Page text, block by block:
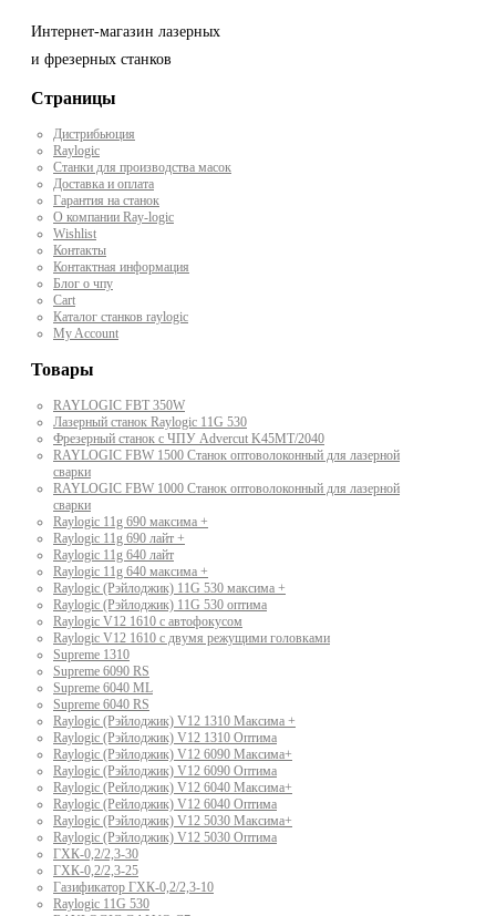
Интернет-магазин лазерных
и фрезерных станков
Страницы
Дистрибьюция
Raylogic
Станки для производства масок
Доставка и оплата
Гарантия на станок
О компании Ray-logic
Wishlist
Контакты
Контактная информация
Блог о чпу
Cart
Каталог станков raylogic
My Account
Товары
RAYLOGIC FBT 350W
Лазерный станок Raylogic 11G 530
Фрезерный станок с ЧПУ Advercut K45MT/2040
RAYLOGIC FBW 1500 Станок оптоволоконный для лазерной
сварки
RAYLOGIC FBW 1000 Станок оптоволоконный для лазерной
сварки
Raylogic 11g 690 максима +
Raylogic 11g 690 лайт +
Raylogic 11g 640 лайт
Raylogic 11g 640 максима +
Raylogic (Рэйлоджик) 11G 530 максима +
Raylogic (Рэйлоджик) 11G 530 оптима
Raylogic V12 1610 с автофокусом
Raylogic V12 1610 с двумя режущими головками
Supreme 1310
Supreme 6090 RS
Supreme 6040 ML
Supreme 6040 RS
Raylogic (Рэйлоджик) V12 1310 Максима +
Raylogic (Рэйлоджик) V12 1310 Оптима
Raylogic (Рэйлоджик) V12 6090 Максима+
Raylogic (Рэйлоджик) V12 6090 Оптима
Raylogic (Рейлоджик) V12 6040 Максима+
Raylogic (Рейлоджик) V12 6040 Оптима
Raylogic (Рэйлоджик) V12 5030 Максима+
Raylogic (Рэйлоджик) V12 5030 Оптима
ГХК-0,2/2,3-30
ГХК-0,2/2,3-25
Газификатор ГХК-0,2/2,3-10
Raylogic 11G 530